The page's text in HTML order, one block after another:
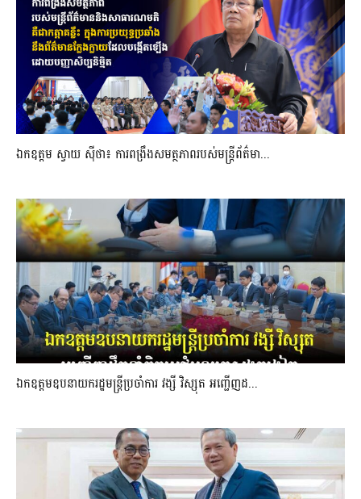
ឯកឧត្តម ស្វាយ ស៊ីថា៖ ការពង្រឹងសមត្ថភាពរបស់មន្ត្រីព័ត៌មា...
ឯកឧត្តមឧបនាយករដ្ឋមន្រ្តីប្រចាំការ វង្សី វិស្សុត អញ្ជើញដ...